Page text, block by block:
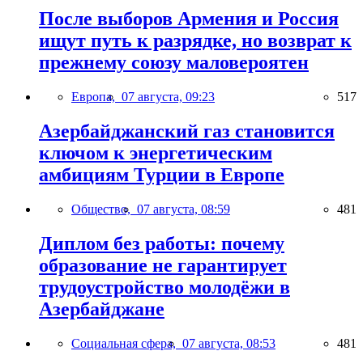
После выборов Армения и Россия
ищут путь к разрядке, но возврат к
прежнему союзу маловероятен
Европа, 07 августа, 09:23 517
Азербайджанский газ становится
ключом к энергетическим
амбициям Турции в Европе
Общество, 07 августа, 08:59 481
Диплом без работы: почему
образование не гарантирует
трудоустройство молодёжи в
Азербайджане
Социальная сфера, 07 августа, 08:53 481